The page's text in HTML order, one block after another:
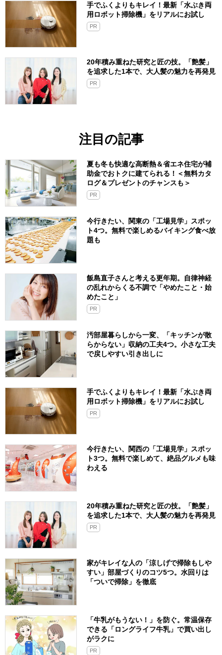
手でふくよりもキレイ！最新「水ぶき両
用ロボット掃除機」をリアルにお試し
PR
20年積み重ねた研究と匠の技。「艶髪」
を追求した1本で、大人髪の魅力を再発見
PR
注目の記事
夏も冬も快適な高断熱＆省エネ住宅が補
助金でおトクに建てられる！＜無料カタ
ログ＆プレゼントのチャンスも＞
PR
今行きたい、関東の「工場見学」スポッ
ト4つ。無料で楽しめるバイキング食べ放
題も
飯島直子さんと考える更年期。自律神経
の乱れからくる不調で「やめたこと・始
めたこと」
PR
汚部屋暮らしから一変、「キッチンが散
らからない」収納の工夫4つ。小さな工夫
で戻しやすい引き出しに
手でふくよりもキレイ！最新「水ぶき両
用ロボット掃除機」をリアルにお試し
PR
今行きたい、関西の「工場見学」スポッ
ト3つ。無料で楽しめて、絶品グルメも味
わえる
20年積み重ねた研究と匠の技。「艶髪」
を追求した1本で、大人髪の魅力を再発見
PR
家がキレイな人の「涼しげで掃除もしや
すい」部屋づくりのコツ5つ。水回りは
「ついで掃除」を徹底
「牛乳がもうない！」を防ぐ。常温保存
できる「ロングライフ牛乳」で買い出し
がラクに
PR